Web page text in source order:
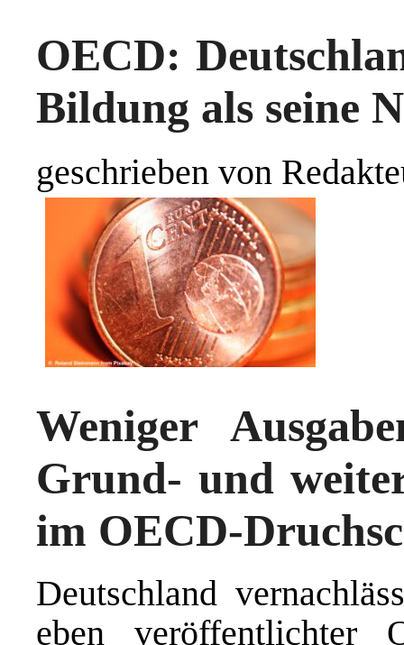
OECD:
Bildung als seine
geschrieben von
Weniger
Grund- und
im OECD-
Deutschland
eben veröffentlichter